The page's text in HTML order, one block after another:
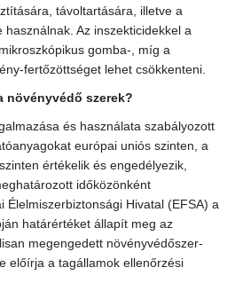
távoltartására, illetve a
Az inszekticidekkel a
gomba-, míg a
fertőzöttséget lehet csökkenteni.
növényvédő szerek?
és használata szabályozott
európai uniós szinten, a
értékelik és engedélyezik,
időközönként
Élelmiszerbiztonsági Hivatal (EFSA) a
határértéket állapít meg az
megengedett növényvédőszer-
előírja a tagállamok ellenőrzési